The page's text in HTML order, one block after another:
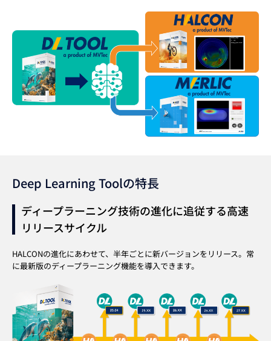
Deep Learning Toolの特長
ディープラーニング技術の進化に追従する高速
リリースサイクル
HALCONの進化にあわせて、半年ごとに新バージョンをリリース。常
に最新版のディープラーニング機能を導入できます。